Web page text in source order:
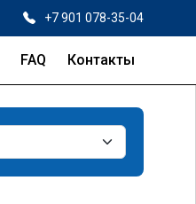
+7 901 078-35-04
FAQ Контакты